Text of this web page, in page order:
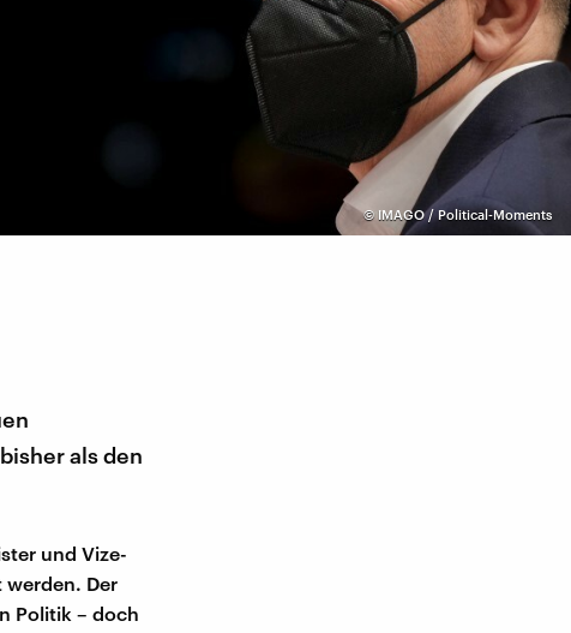
© IMAGO / Political-Moments
als den
und Vize-
werden. Der
Politik – doch